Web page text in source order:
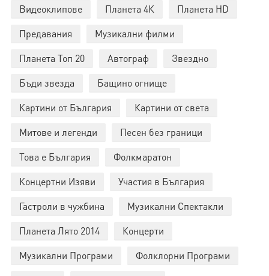
Видеоклипове
Планета 4К
Планета HD
Предавания
Музикални филми
Планета Топ 20
Автограф
Звездно
Бъди звезда
Бащино огнище
Картини от България
Картини от света
Митове и легенди
Песен без граници
Това е България
Фолкмаратон
Концертни Изяви
Участия в България
Гастроли в чужбина
Музикални Спектакли
Планета Лято 2014
Концерти
Музикални Програми
Фолклорни Програми